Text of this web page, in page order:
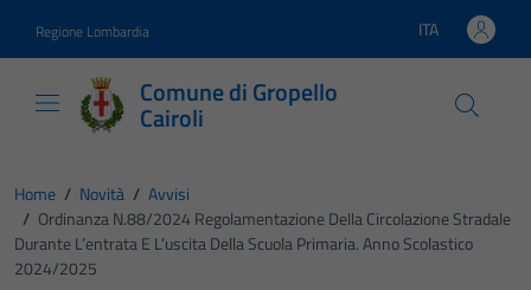
Regione Lombardia Lingua attiva:
ITA
Comune di Gropello
Cairoli
Home / Novità / Avvisi
/ Ordinanza N.88/2024 Regolamentazione Della Circolazione Stradale
Durante L’entrata E L’uscita Della Scuola Primaria. Anno Scolastico
2024/2025